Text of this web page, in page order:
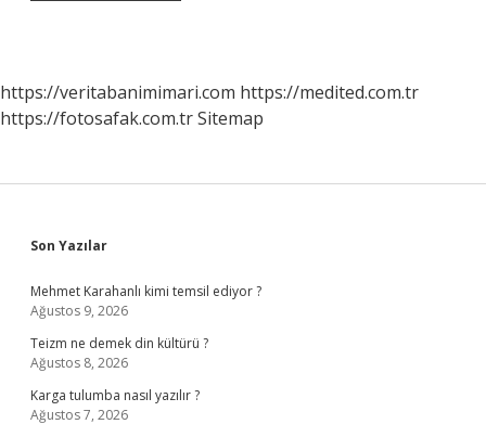
https://veritabanimimari.com https://medited.com.tr
https://fotosafak.com.trSitemap
Sidebar
Son Yazılar
Mehmet Karahanlı kimi temsil ediyor ?
Ağustos 9, 2026
Teizm ne demek din kültürü ?
Ağustos 8, 2026
Karga tulumba nasıl yazılır ?
Ağustos 7, 2026